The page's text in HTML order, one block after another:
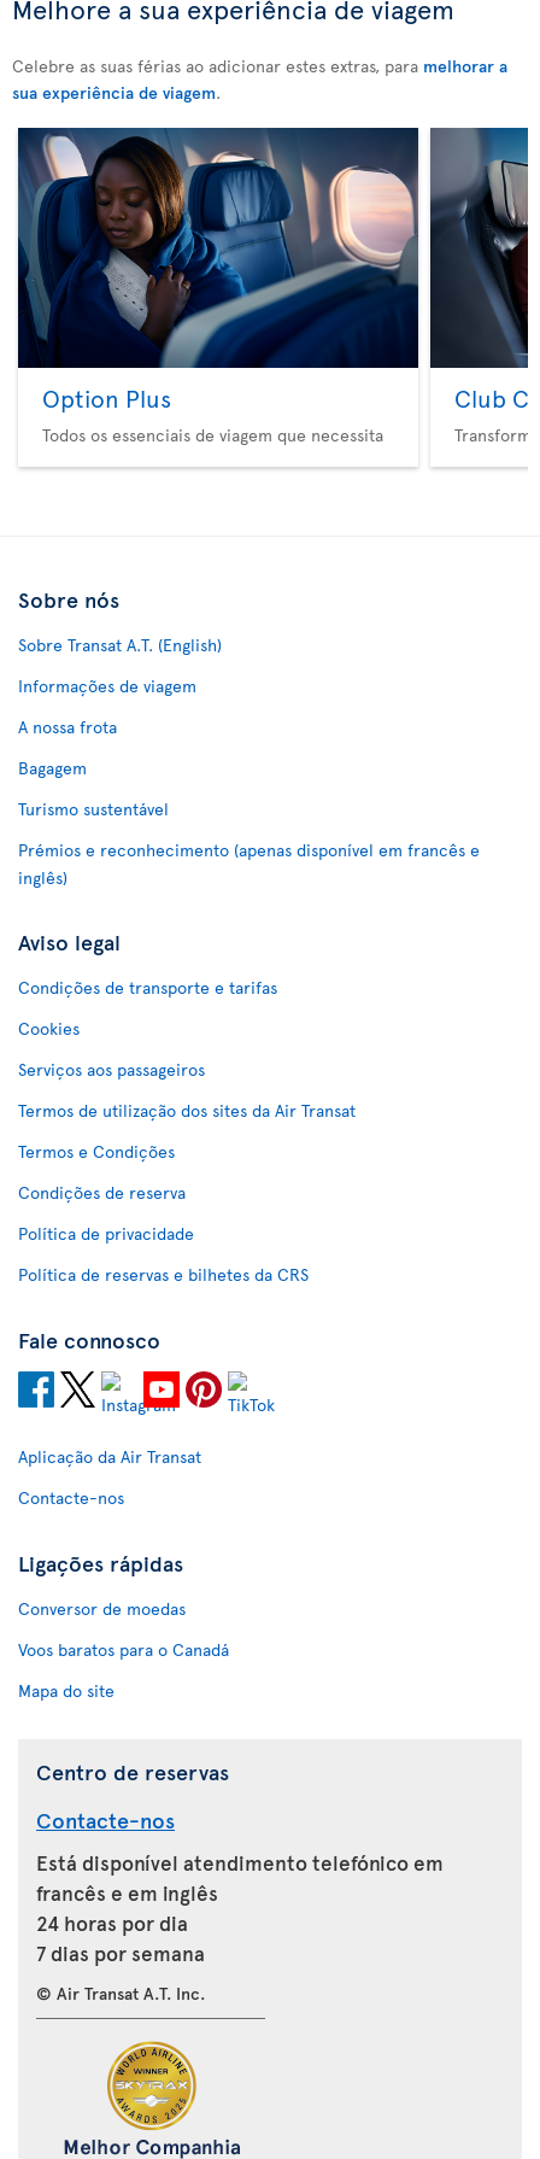
Melhore a sua experiência de viagem
Celebre as suas férias ao adicionar estes extras, para melhorar a
sua experiência de viagem.
Option Plus
Todos os essenciais de viagem que necessita
Club
Sobre nós
Sobre Transat A.T. (English)
Informações de viagem
A nossa frota
Bagagem
Turismo sustentável
Prémios e reconhecimento (apenas disponível em francês e
inglês)
Aviso legal
Condições de transporte e tarifas
Cookies
Serviços aos passageiros
Termos de utilização dos sites da Air Transat
Termos e Condições
Condições de reserva
Política de privacidade
Política de reservas e bilhetes da CRS
Fale connosco
Aplicação da Air Transat
Contacte-nos
Ligações rápidas
Conversor de moedas
Voos baratos para o Canadá
Mapa do site
Centro de reservas
Contacte-nos
Está disponível atendimento telefónico em
francês e em inglês
24 horas por dia
7 dias por semana
© Air Transat A.T. Inc.